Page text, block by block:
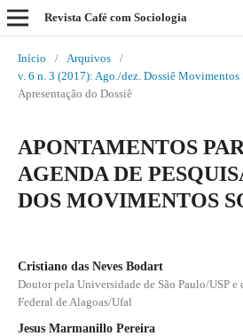
Revista Café com Sociologia
Início / Arquivos
/
v. 6 n. 3 (2017): Ago./dez. Dossiê Movimentos
Apresentação do Dossiê
APONTAMENTOS
AGENDA DE
DOS MOVIMENTOS
Cristiano das Neves Bodart
Doutor pela Universidade de São Paulo/USP
Federal de Alagoas/Ufal
Jesus Marmanillo Pereira